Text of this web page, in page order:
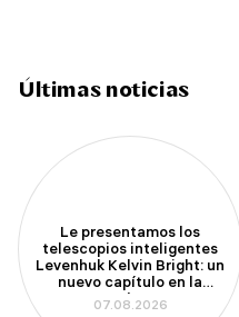
Últimas noticias
Le presentamos los
telescopios inteligentes
Levenhuk Kelvin Bright: un
nuevo capítulo en la
astronomía amateur
07.08.2026